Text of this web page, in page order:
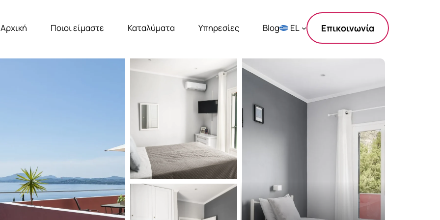
Αρχική Ποιοι είμαστε Καταλύματα Υπηρεσίες Blog EL Επικοινωνία